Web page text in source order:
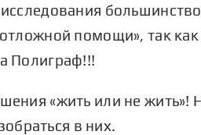
помощи», так
Полиграф!!!
«жить или не
в них.